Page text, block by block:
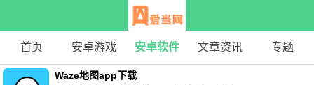
首页 安卓游戏 安卓软件 文章资讯 专题
Waze地图app下载